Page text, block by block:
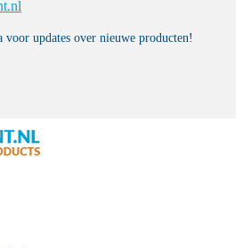
updates over nieuwe producten!